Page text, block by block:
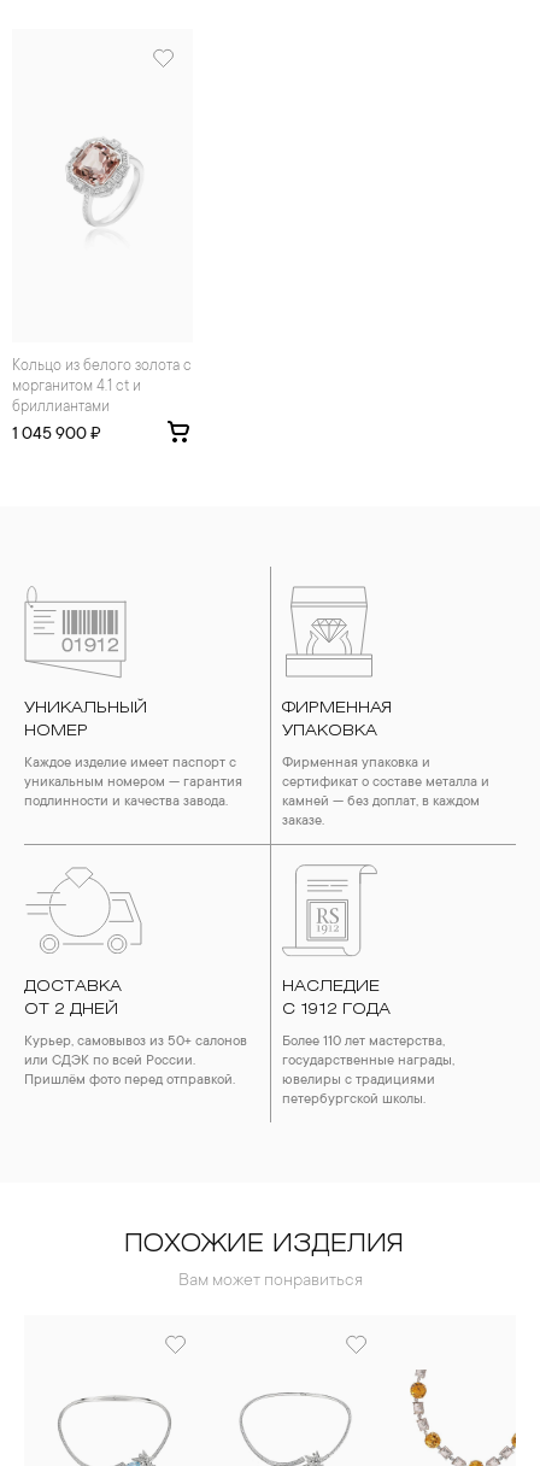
Кольцо из белого золота с
морганитом 4.1 ct и
бриллиантами
1 045 900 ₽
УНИКАЛЬНЫЙ
НОМЕР
Каждое изделие имеет паспорт с
уникальным номером — гарантия
подлинности и качества завода.
ФИРМЕННАЯ
УПАКОВКА
Фирменная упаковка и
сертификат о составе металла и
камней — без доплат, в каждом
заказе.
ДОСТАВКА
ОТ 2 ДНЕЙ
Курьер, самовывоз из 50+ салонов
или СДЭК по всей России.
Пришлём фото перед отправкой.
НАСЛЕДИЕ
С 1912 ГОДА
Более 110 лет мастерства,
государственные награды,
ювелиры с традициями
петербургской школы.
ПОХОЖИЕ ИЗДЕЛИЯ
Вам может понравиться